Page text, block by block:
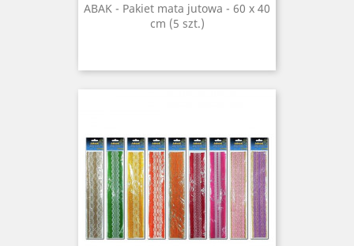
ABAK - Pakiet mata jutowa - 60 x 40
cm (5 szt.)